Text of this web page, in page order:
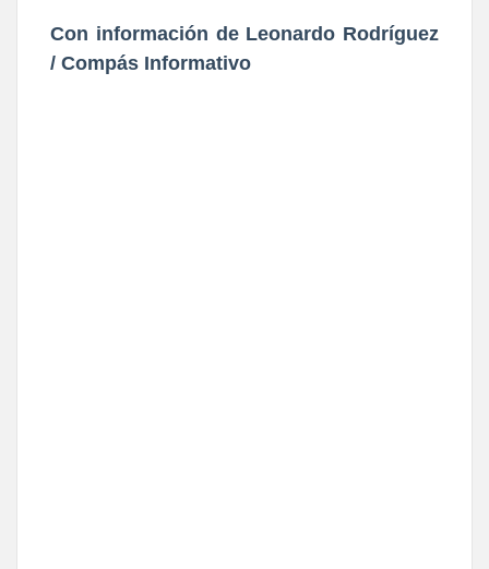
Con información de Leonardo Rodríguez
/ Compás Informativo